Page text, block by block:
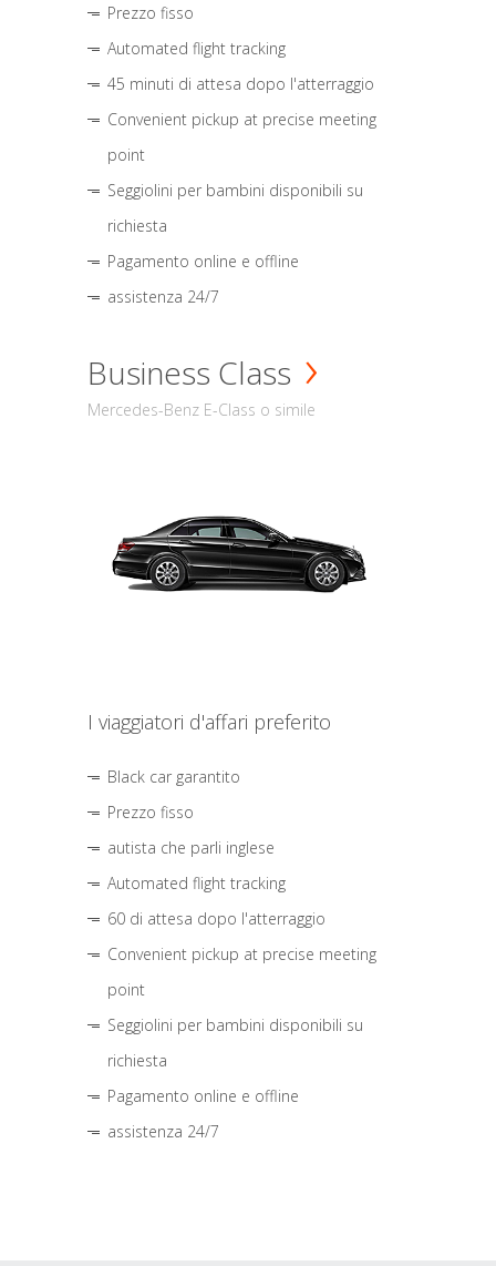
Prezzo fisso
Automated flight tracking
45 minuti di attesa dopo l'atterraggio
Convenient pickup at precise meeting
point
Seggiolini per bambini disponibili su
richiesta
Pagamento online e offline
assistenza 24/7
Business Class
Mercedes-Benz E-Class o simile
I viaggiatori d'affari preferito
Black car garantito
Prezzo fisso
autista che parli inglese
Automated flight tracking
60 di attesa dopo l'atterraggio
Convenient pickup at precise meeting
point
Seggiolini per bambini disponibili su
richiesta
Pagamento online e offline
assistenza 24/7